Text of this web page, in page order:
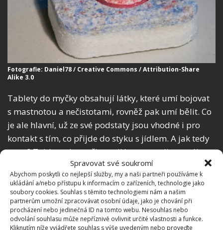
Spravovat své soukromí
Abychom poskytli co nejlepší služby, my a naši partneři používáme k
ukládání a/nebo přístupu k informacím o zařízeních, technologie jako
soubory cookies. Souhlas s těmito technologiemi nám a našim
partnerům umožní zpracovávat osobní údaje, jako je chování při
procházení nebo jedinečná ID na tomto webu. Nesouhlas nebo
odvolání souhlasu může nepříznivě ovlivnit určité vlastnosti a funkce.
Kliknutím níže vyjádřete souhlas s výše uvedeným nebo proveďte
Fotografie: Daniel78 / Creative Commons / Attribution-Share
Alike 3.0
Tablety do myčky obsahují látky, které umí bojovat
s mastnotou a nečistotami, rovněž pak umí bělit. Co
je ale hlavní, už ze své podstaty jsou vhodné i pro
kontakt s tím, co přijde do styku s jídlem. A jak tedy
na to? Tabletu do myčky, nejlépe tu ze slisovaného
, namočte do vlažné vody a počkejte, až se
rozpustí ochranný obal. Potom s ní (v gumových
rukavicích) vydrhněte stěny i rošt trouby a na závěr
otřete vlhkým hadříkem. Trouba se opět bude
lesknout jako nová.